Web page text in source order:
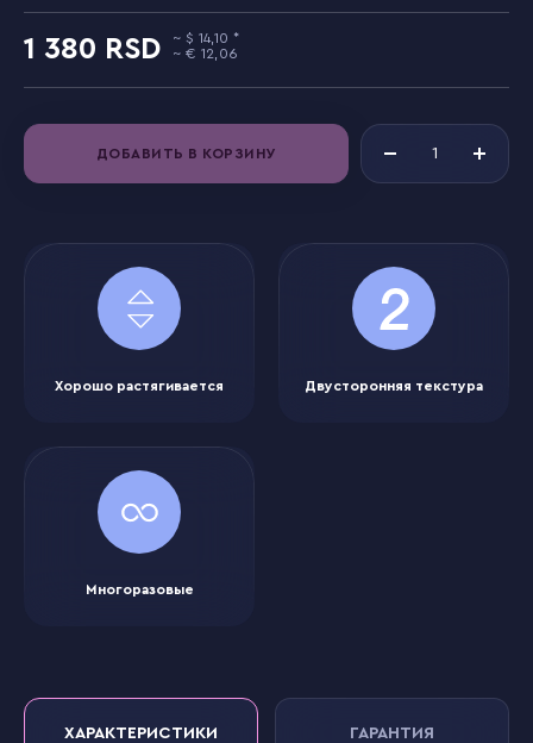
1 380
14,10
12,06
ДОБАВИТЬ В КОРЗИНУ
Хорошо растягивается Двусторонняя текстура
Многоразовые
ХАРАКТЕРИСТИКИ ГАРАНТИЯ